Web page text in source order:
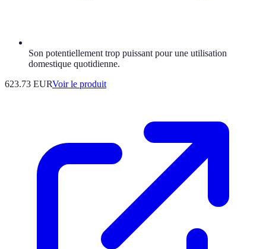
Son potentiellement trop puissant pour une utilisation
domestique quotidienne.
623.73 EURVoir le produit